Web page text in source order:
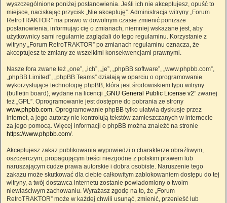
wyszczególnione poniżej postanowienia. Jeśli ich nie akceptujesz, opuść to
miejsce, naciskając przycisk „Nie akceptuję”. Administracja witryny „Forum
RetroTRAKTOR” ma prawo w dowolnym czasie zmienić poniższe
postanowienia, informując cię o zmianach, niemniej wskazane jest, aby
użytkownicy sami regularnie zaglądali do tego regulaminu. Korzystanie z
witryny „Forum RetroTRAKTOR” po zmianach regulaminu oznacza, że
akceptujesz te zmiany ze wszelkimi konsekwencjami prawnymi.
Nasze fora zwane też „one”, „ich”, „je”, „phpBB software”, „www.phpbb.com”,
„phpBB Limited”, „phpBB Teams” działają w oparciu o oprogramowanie
wykorzystujące technologię phpBB, która jest środowiskiem typu witryny
(bulletin board), wydane na licencji „GNU General Public License v2” zwanej
też „GPL”. Oprogramowanie jest dostępne do pobrania ze strony
www.phpbb.com. Oprogramowanie phpBB tylko ułatwia dyskusje przez
internet, a jego autorzy nie kontrolują tekstów zamieszczanych w internecie
za jego pomocą. Więcej informacji o phpBB można znaleźć na stronie
https://www.phpbb.com/.
Akceptujesz zakaz publikowania wypowiedzi o charakterze obraźliwym,
oszczerczym, propagującym treści niezgodne z polskim prawem lub
naruszającym cudze prawa autorskie i dobra osobiste. Naruszenie tego
zakazu może skutkować dla ciebie całkowitym zablokowaniem dostępu do tej
witryny, a twój dostawca internetu zostanie powiadomiony o twoim
niewłaściwym zachowaniu. Wyrażasz zgodę na to, że „Forum
RetroTRAKTOR” może w każdej chwili usunąć, zmienić, przenieść lub